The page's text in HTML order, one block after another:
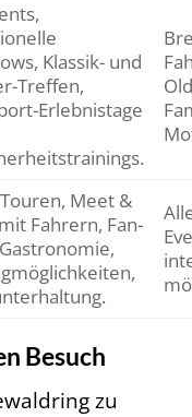
Klassik- und
Treffen,
Erlebnistage
Meet &
Fahrern, Fan-
Besuch
zu